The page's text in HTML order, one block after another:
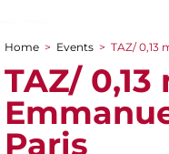
You are here
Home > Events > TAZ/ 0,13
TAZ/
Paris